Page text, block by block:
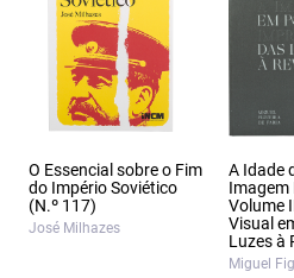
O Essencial sobre o Fim
do Império Soviético
(N.º 117)
José Milhazes
A Idade
Imagem
Volume
Visual
Luzes à
Miguel